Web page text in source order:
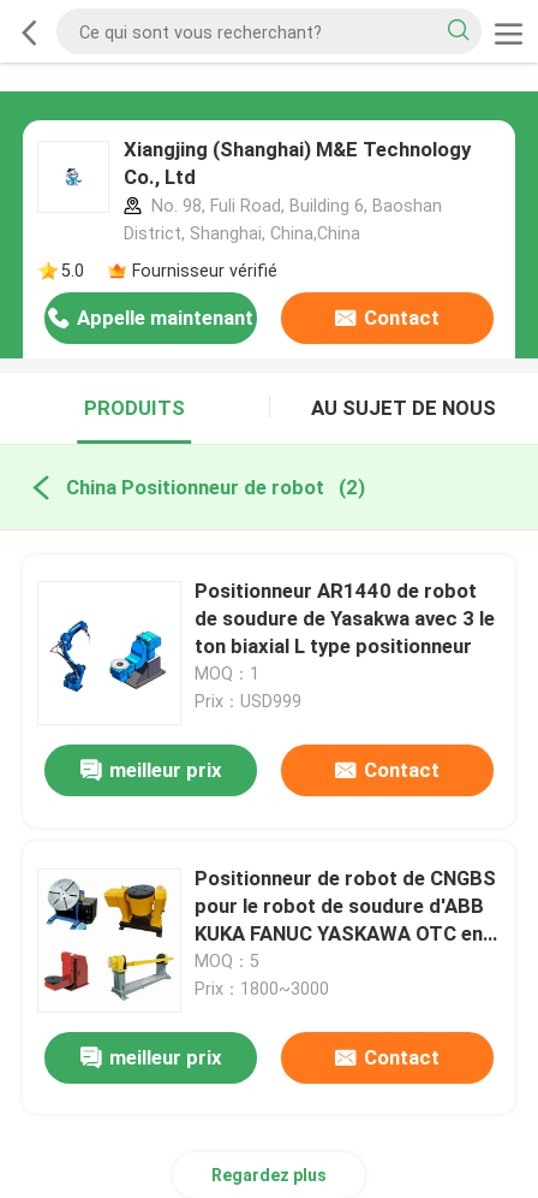
Xiangjing (Shanghai) M&E Technology
Co., Ltd
No. 98, Fuli Road, Building 6, Baoshan
District, Shanghai, China,China
5.0
Fournisseur vérifié
Appelle maintenant Contact
PRODUITS AU SUJET DE NOUS
China Positionneur de robot (2)
Positionneur AR1440 de robot
de soudure de Yasakwa avec 3 le
ton biaxial L type positionneur
MOQ：1
Prix：USD999
meilleur prix Contact
Positionneur de robot de CNGBS
pour le robot de soudure d'ABB
KUKA FANUC YASKAWA OTC en
tant que station de soudure
d'automation
MOQ：5
Prix：1800~3000
meilleur prix Contact
Regardez plus